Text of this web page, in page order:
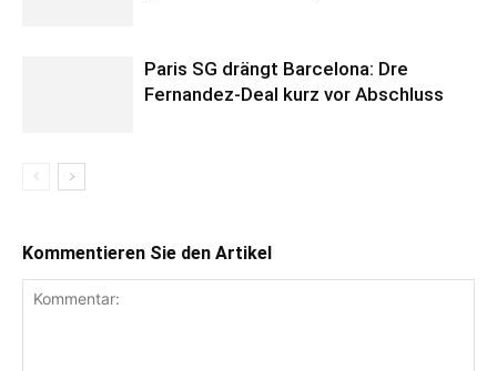
Paris SG drängt Barcelona: Dre
Fernandez-Deal kurz vor Abschluss
Kommentieren Sie den Artikel